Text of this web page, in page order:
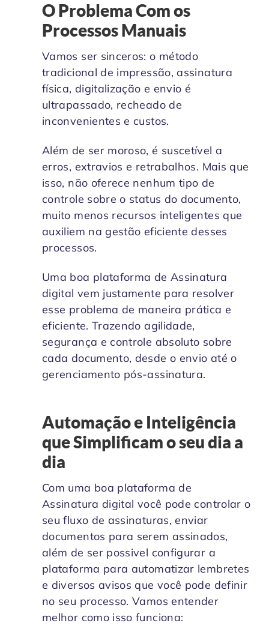
O Problema Com os
Processos Manuais
Vamos ser sinceros: o método
tradicional de impressão, assinatura
física, digitalização e envio é
ultrapassado, recheado de
inconvenientes e custos.
Além de ser moroso, é suscetível a
erros, extravios e retrabalhos. Mais que
isso, não oferece nenhum tipo de
controle sobre o status do documento,
muito menos recursos inteligentes que
auxiliem na gestão eficiente desses
processos.
Uma boa plataforma de Assinatura
digital vem justamente para resolver
esse problema de maneira prática e
eficiente. Trazendo agilidade,
segurança e controle absoluto sobre
cada documento, desde o envio até o
gerenciamento pós-assinatura.
Automação e Inteligência
que Simplificam o seu dia a
dia
Com uma boa plataforma de
Assinatura digital você pode controlar o
seu fluxo de assinaturas, enviar
documentos para serem assinados,
além de ser possivel configurar a
plataforma para automatizar lembretes
e diversos avisos que você pode definir
no seu processo. Vamos entender
melhor como isso funciona: